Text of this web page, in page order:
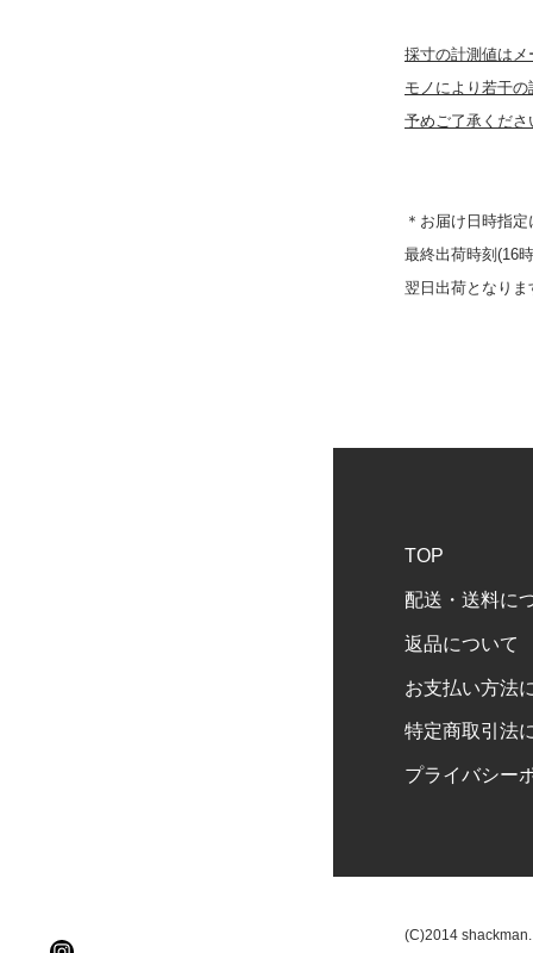
採寸の計測値はメ
モノにより若干
予めご了承くださ
＊お届け日時指定
最終出荷時刻(16
翌日出荷となりま
TOP
配送・送料に
返品について
お支払い方法
特定商取引法
プライバシー
(C)2014